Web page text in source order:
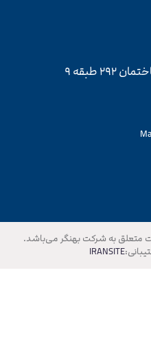
طبقه ۹
متعلق به شرکت بهنگر می‌باشد.
IRANSITE